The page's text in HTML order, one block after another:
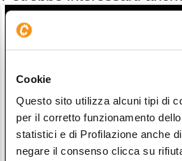
Cookie
Questo sito utilizza alcuni tipi di
per il corretto funzionamento
statistici e di Profilazione anche
negare il consenso clicca su